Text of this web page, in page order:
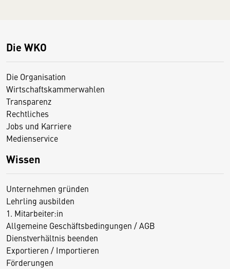
Die WKO
Die Organisation
Wirtschaftskammerwahlen
Transparenz
Rechtliches
Jobs und Karriere
Medienservice
Wissen
Unternehmen gründen
Lehrling ausbilden
1. Mitarbeiter:in
Allgemeine Geschäftsbedingungen / AGB
Dienstverhältnis beenden
Exportieren / Importieren
Förderungen